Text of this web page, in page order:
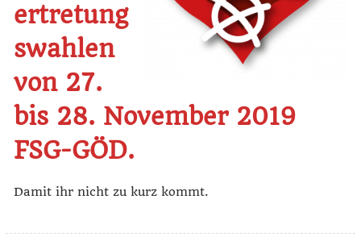
ertretung
swahlen
von 27.
bis 28. November 2019
FSG-GÖD.
Damit ihr nicht zu kurz kommt.